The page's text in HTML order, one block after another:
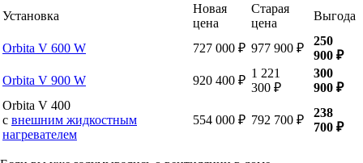
Установка
Новая
цена
Старая
цена
Выгода
Orbita V 600 W 727 000 ₽ 977 900 ₽
250
900 ₽
Orbita V 900 W
920 400 ₽
1 221
300 ₽
300
900 ₽
Orbita V 400
c внешним жидкостным
нагревателем
554 000 ₽ 792 700 ₽
238
700 ₽